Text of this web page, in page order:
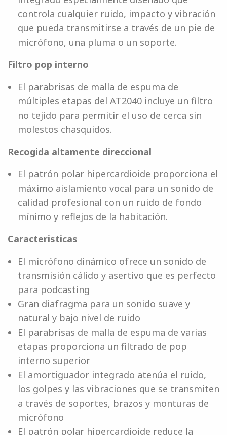
controla cualquier ruido, impacto y vibración
que pueda transmitirse a través de un pie de
micrófono, una pluma o un soporte.
Filtro pop interno
El parabrisas de malla de espuma de
múltiples etapas del AT2040 incluye un filtro
no tejido para permitir el uso de cerca sin
molestos chasquidos.
Recogida altamente direccional
El patrón polar hipercardioide proporciona el
máximo aislamiento vocal para un sonido de
calidad profesional con un ruido de fondo
mínimo y reflejos de la habitación.
Caracteristicas
El micrófono dinámico ofrece un sonido de
transmisión cálido y asertivo que es perfecto
para podcasting
Gran diafragma para un sonido suave y
natural y bajo nivel de ruido
El parabrisas de malla de espuma de varias
etapas proporciona un filtrado de pop
interno superior
El amortiguador integrado atenúa el ruido,
los golpes y las vibraciones que se transmiten
a través de soportes, brazos y monturas de
micrófono
El patrón polar hipercardioide reduce la